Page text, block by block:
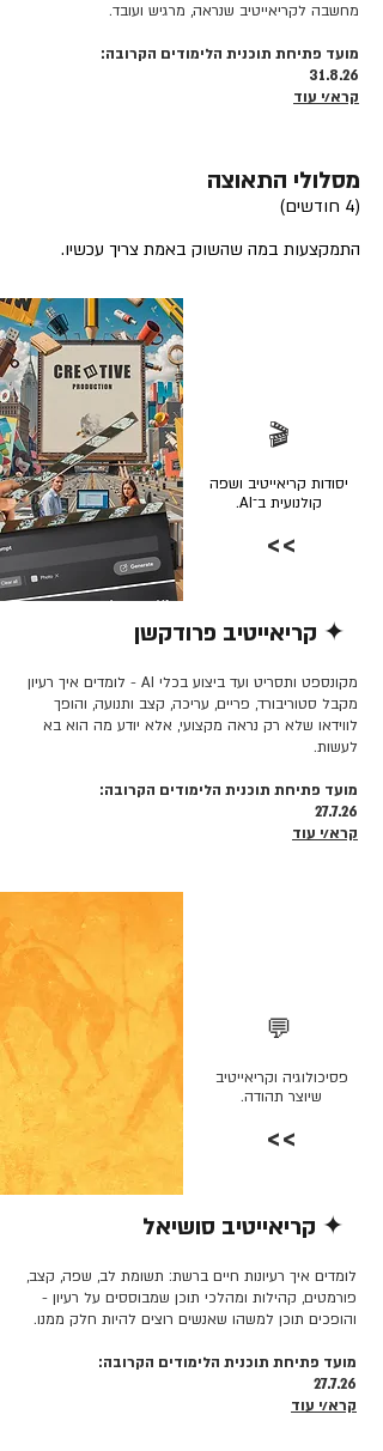
מחשבה לקריאייטיב שנראה, מרגיש ועובד.
מועד פתיחת תוכנית הלימודים הקרובה:
31.8.26
קרא/י עוד
מסלולי התאוצה
(4 חודשים)
התמקצעות במה שהשוק באמת צריך עכשיו.
🎬
יסודות קריאייטיב ושפה
קולנועית ב־AI.
>>
✦ קריאייטיב פרודקשן
מקונספט ותסריט ועד ביצוע בכלי AI - לומדים איך רעיון
מקבל סטוריבורד, פריים, עריכה, קצב ותנועה, והופך
לווידאו שלא רק נראה מקצועי, אלא יודע מה הוא בא
לעשות.
מועד פתיחת תוכנית הלימודים הקרובה:
27.7.26
קרא/י עוד
💬
פסיכולוגיה וקריאייטיב
שיוצר תהודה.
>>
✦ קריאייטיב סושיאל
לומדים איך רעיונות חיים ברשת: תשומת לב, שפה, קצב,
פורמטים, קהילות ומהלכי תוכן שמבוססים על רעיון -
והופכים תוכן למשהו שאנשים רוצים להיות חלק ממנו.
מועד פתיחת תוכנית הלימודים הקרובה:
27.7.26
קרא/י עוד